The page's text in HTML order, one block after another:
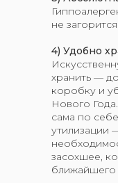
не
4) Удобно
хранить —
коробку и
Нового
сама по
утилизации
засохшее,
ближайшего